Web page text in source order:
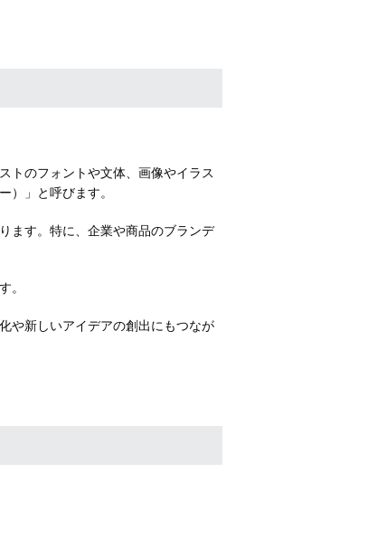
トのフォントや文体、画像やイラス
）」と呼びます。
ます。特に、企業や商品のブランデ
。
や新しいアイデアの創出にもつなが